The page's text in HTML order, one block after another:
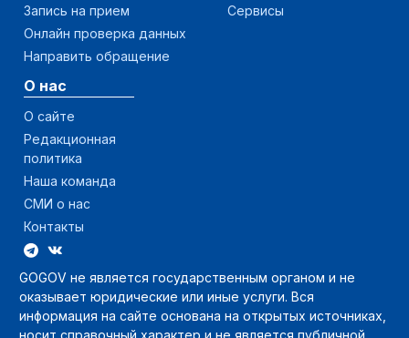
Запись на прием
Онлайн проверка данных
Направить обращение
Сервисы
О нас
О сайте
Редакционная
политика
Наша команда
СМИ о нас
Контакты
GOGOV не является государственным органом и не
оказывает юридические или иные услуги. Вся
информация на сайте основана на открытых источниках,
носит справочный характер и не является публичной